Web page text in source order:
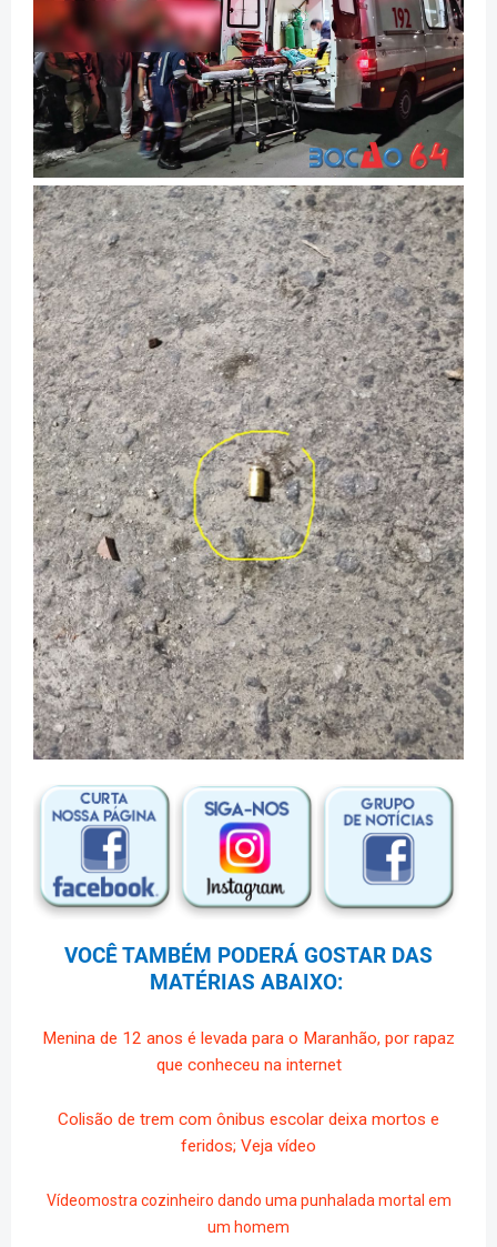
VOCÊ TAMBÉM PODERÁ GOSTAR DAS
MATÉRIAS ABAIXO:
Menina de 12 anos é levada para o Maranhão, por rapaz
que conheceu na internet
Colisão de trem com ônibus escolar deixa mortos e
feridos; Veja vídeo
Vídeomostra cozinheiro dando uma punhalada mortal em
um homem